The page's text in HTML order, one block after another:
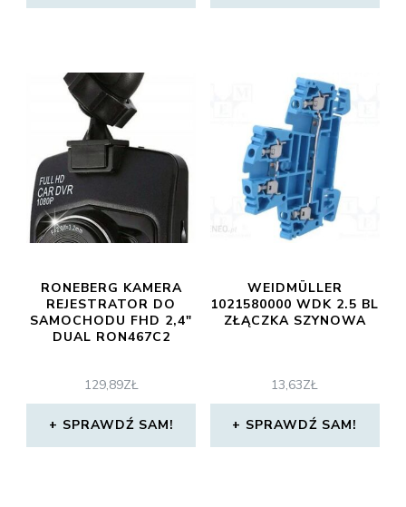
RONEBERG KAMERA
REJESTRATOR DO
SAMOCHODU FHD 2,4″
DUAL RON467C2
129,89ZŁ
SPRAWDŹ SAM!
WEIDMÜLLER
1021580000 WDK 2.5 BL
ZŁĄCZKA SZYNOWA
13,63ZŁ
SPRAWDŹ SAM!